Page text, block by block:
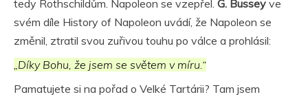
tedy Rothschildům. Napoleon se vzepřel. G. Bussey ve
svém díle History of Napoleon uvádí, že Napoleon se
změnil, ztratil svou zuřivou touhu po válce a prohlásil:
„Díky Bohu, že jsem se světem v míru.“
Pamatujete si na pořad o Velké Tartárii? Tam jsem